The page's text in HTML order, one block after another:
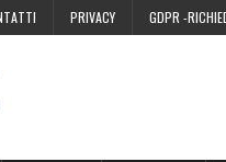
PRIVACY GDPR -